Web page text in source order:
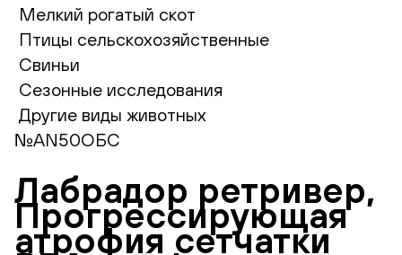
Мелкий рогатый скот
Птицы сельскохозяйственные
Свиньи
Сезонные исследования
Другие виды животных
№AN50ОБС
Лабрадор ретривер,
Прогрессирующая
атрофия сетчатки